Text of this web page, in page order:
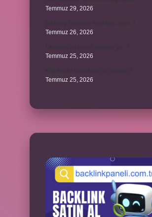
Temmuz 29, 2026
Temmuz 26, 2026
Temmuz 25, 2026
Temmuz 25, 2026